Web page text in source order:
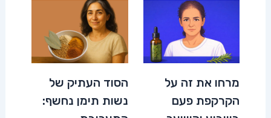
מרחו את זה על
הקרקפת פעם
הסוד העתיק של
נשות תימן נחשף: